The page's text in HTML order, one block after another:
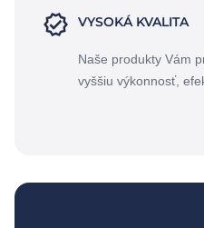
VYSOKÁ KVALITA
Naše produkty Vám
vyššiu výkonnosť,